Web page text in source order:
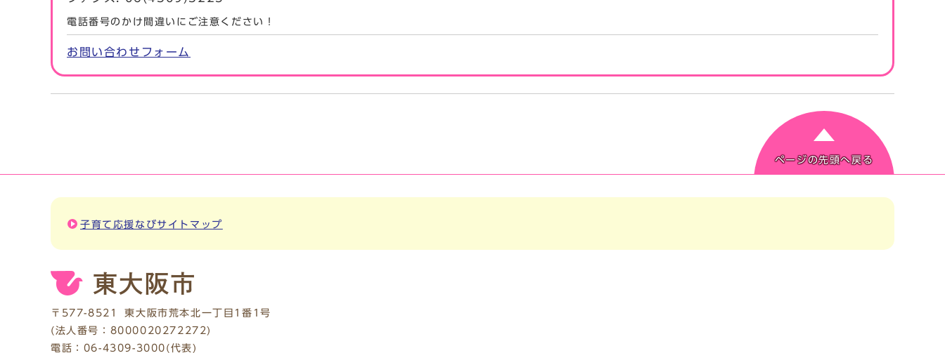
電話番号のかけ間違いにご注意ください！
お問い合わせフォーム
ページの先頭へ戻る
子育て応援なびサイトマップ
〒577-8521
東大阪市荒本北一丁目1番1号
(法人番号：8000020272272)
電話： 06-4309-3000 (代表)